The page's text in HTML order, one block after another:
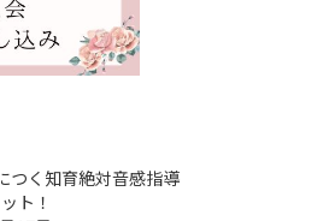
つく知育絶対音感指導
ト！